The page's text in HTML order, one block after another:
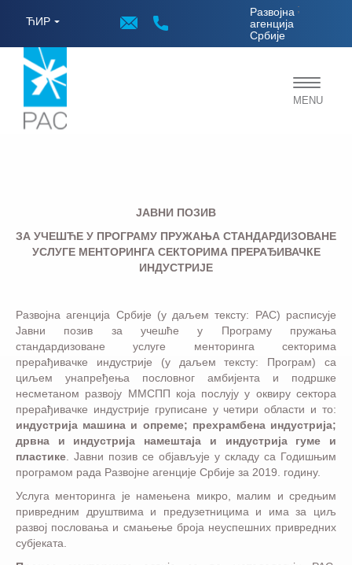
ЋИР
Развојна
агенција
Србије
;
Toggle
MENU
JАВНИ ПОЗИВ
ЗА УЧЕШЋЕ У ПРОГРАМУ ПРУЖАЊА СТАНДАРДИЗОВАНЕ
УСЛУГЕ МЕНТОРИНГА СЕКТОРИМА ПРЕРАЂИВАЧКЕ
ИНДУСТРИЈЕ
Развојна агенција Србије (у даљем тексту: РАС) расписује
Јавни позив за учешће у Програму пружања
стандардизоване услуге менторинга секторима
прерађивачке индустрије (у даљем тексту: Програм) са
циљем унапређења пословног амбијента и подршке
несметаном развоју ММСПП која послују у оквиру сектора
прерађивачке индустрије груписане у четири области и то:
индустрија машина и опреме; прехрамбена индустрија;
дрвна и индустрија намештаја и индустрија гуме и
пластике . Јавни позив се објављује у складу са Годишњим
програмом рада Развојне агенције Србије за 2019. годину.
Услуга менторинга је намењена микро, малим и средњим
привредним друштвима и предузетницима и има за циљ
развој пословања и смањење броја неуспешних привредних
субјеката.